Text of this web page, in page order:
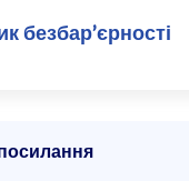
безбар’єрності